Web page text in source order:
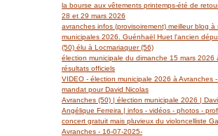
la bourse aux vêtements printemps-été de
28 et 29 mars 2026
avranches infos (provisoirement) meilleur blog
municipales 2026. Guénhaël Huet l'ancien
(50) élu à Locmariaquer (56)
élection municipale du dimanche 15 mars 2026
résultats officiels
VIDEO - élection municipale 2026 à Avranches
mandat pour David Nicolas
Avranches (50) | élection municipale 2026 |
Angélique Ferreira | infos - vidéos - photos -
concert gratuit mais pluvieux du violoncelliste
Avranches - 16-07-2025-